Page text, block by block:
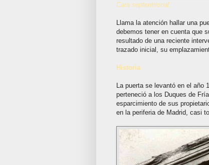
Cara septentrional.
Llama la atención hallar una
debemos tener en cuenta que
resultado de una reciente
trazado inicial, su
Historia
La puerta se levantó en el año
perteneció a los Duques de
esparcimiento de sus
en la periferia de Madrid, casi